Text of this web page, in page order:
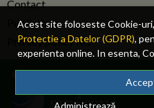
Acest site foloseste Cookie-
Protectie a Datelor (GDPR),
experienta online. In esenta,
imbunatatim continutul de pe
experienta online personalizata
folosite doar de site-ul nostru
Administrează
Contact
Publicitate
Privacy policy RO
© 2026 Fiscalitatea.ro.